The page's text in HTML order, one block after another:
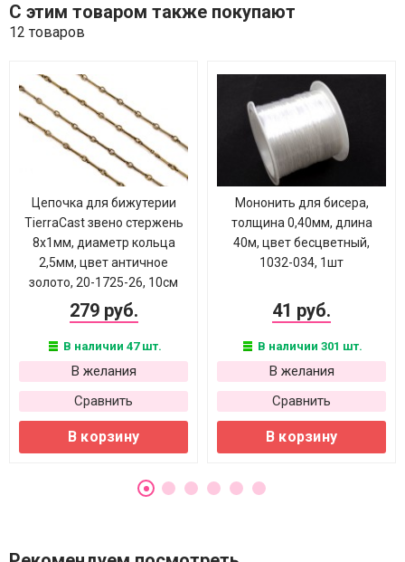
С этим товаром также покупают
12 товаров
Цепочка для бижутерии
TierraCast звено стержень
8х1мм, диаметр кольца
2,5мм, цвет античное
золото, 20-1725-26, 10см
279 руб.
В наличии 47 шт.
В желания
Сравнить
В корзину
Мононить для бисера,
толщина 0,40мм, длина
40м, цвет бесцветный,
1032-034, 1шт
41 руб.
В наличии 301 шт.
В желания
Сравнить
В корзину